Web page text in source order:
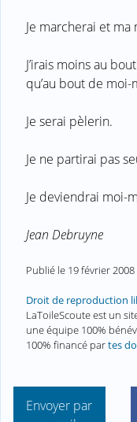
Je marcherai et
J’irais moins au
qu’au bout de moi-
Je serai pèlerin.
Je ne partirai pas
Je deviendrai moi-
Jean Debruyne
Publié le 19 février 2008
Droit de reproduction
LaToileScoute est un
une équipe 100%
100% financé partes
Envoyer par